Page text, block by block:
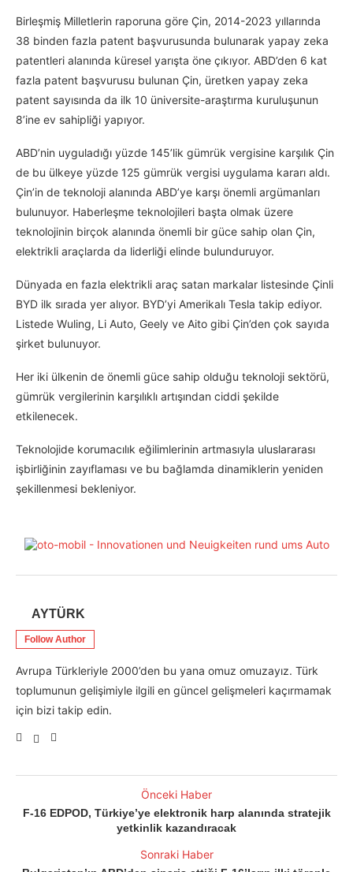
Birleşmiş Milletlerin raporuna göre Çin, 2014-2023 yıllarında
38 binden fazla patent başvurusunda bulunarak yapay zeka
patentleri alanında küresel yarışta öne çıkıyor. ABD’den 6 kat
fazla patent başvurusu bulunan Çin, üretken yapay zeka
patent sayısında da ilk 10 üniversite-araştırma kuruluşunun
8’ine ev sahipliği yapıyor.
ABD’nin uyguladığı yüzde 145’lik gümrük vergisine karşılık Çin
de bu ülkeye yüzde 125 gümrük vergisi uygulama kararı aldı.
Çin’in de teknoloji alanında ABD’ye karşı önemli argümanları
bulunuyor. Haberleşme teknolojileri başta olmak üzere
teknolojinin birçok alanında önemli bir güce sahip olan Çin,
elektrikli araçlarda da liderliği elinde bulunduruyor.
Dünyada en fazla elektrikli araç satan markalar listesinde Çinli
BYD ilk sırada yer alıyor. BYD’yi Amerikalı Tesla takip ediyor.
Listede Wuling, Li Auto, Geely ve Aito gibi Çin’den çok sayıda
şirket bulunuyor.
Her iki ülkenin de önemli güce sahip olduğu teknoloji sektörü,
gümrük vergilerinin karşılıklı artışından ciddi şekilde
etkilenecek.
Teknolojide korumacılık eğilimlerinin artmasıyla uluslararası
işbirliğinin zayıflaması ve bu bağlamda dinamiklerin yeniden
şekillenmesi bekleniyor.
AYTÜRK
Follow Author
Avrupa Türkleriyle 2000’den bu yana omuz omuzayız. Türk
toplumunun gelişimiyle ilgili en güncel gelişmeleri kaçırmamak
için bizi takip edin.
Önceki Haber
F-16 EDPOD, Türkiye’ye elektronik harp alanında stratejik
yetkinlik kazandıracak
Sonraki Haber